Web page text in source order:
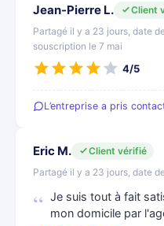
Jean-Pierre L.
Client
Partagé il y a 23 jours, date
souscription le 7 mai
4/5
L’entreprise a pris
Eric M.
Client vérifié
Partagé il y a 23 jours, date
Je suis tout à fait
mon domicile par